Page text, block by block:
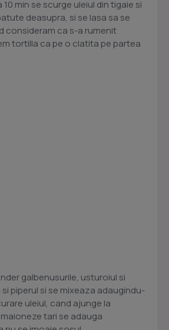
10 min se scurge uleiul din tigaie si
deasupra, si se lasa sa se
consideram ca s-a rumenit
tortilla ca pe o clatita pe partea
galbenusurile, usturoiul si
piperul si se mixeaza adaugindu-
uleiul, cand ajunge la
tari se adauga